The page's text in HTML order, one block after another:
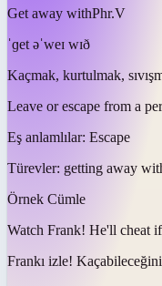
Get away withPhr.V
ˈɡet əˈweɪ wɪð
Kaçmak, kurtulmak,
Leave or escape from a
Eş anlamlılar: Escape
Türevler: getting away
Örnek Cümle
Watch Frank! He'll cheat
Frankı izle! Kaçabileceğini